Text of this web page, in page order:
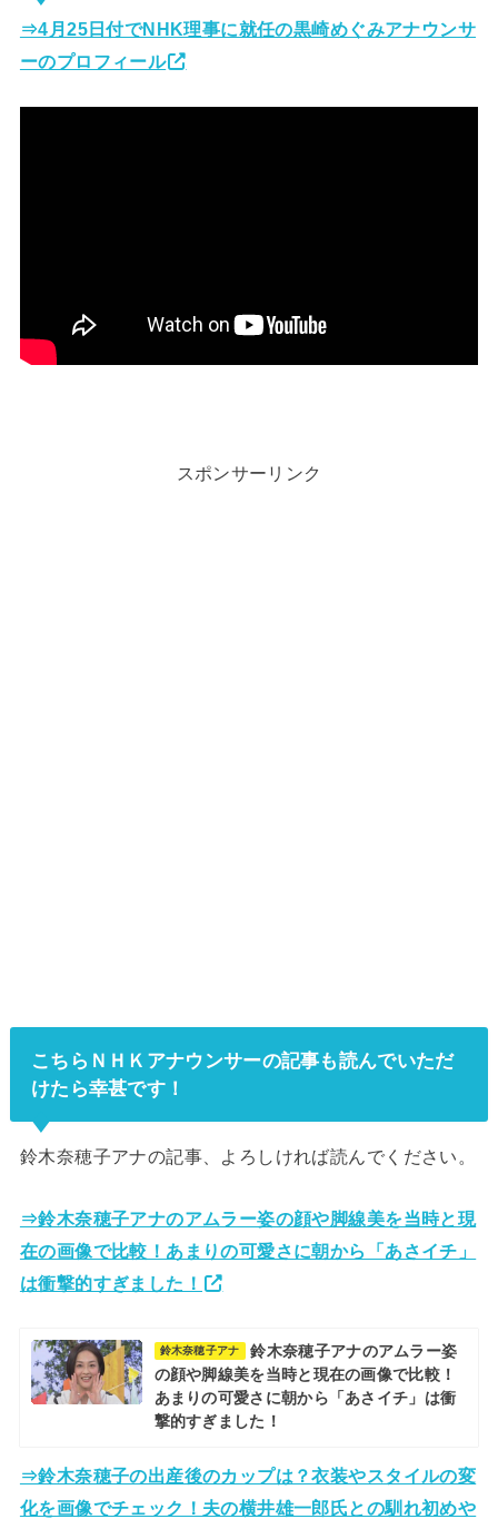
⇒4月25日付でNHK理事に就任の黒崎めぐみアナウンサ
ーのプロフィール
スポンサーリンク
こちらＮＨＫアナウンサーの記事も読んでいただ
けたら幸甚です！
鈴木奈穂子アナの記事、よろしければ読んでください。
⇒鈴木奈穂子アナのアムラー姿の顔や脚線美を当時と現
在の画像で比較！あまりの可愛さに朝から「あさイチ」
は衝撃的すぎました！
鈴木奈穂子アナ
鈴木奈穂子アナのアムラー姿
の顔や脚線美を当時と現在の画像で比較！
あまりの可愛さに朝から「あさイチ」は衝
撃的すぎました！
⇒鈴木奈穂子の出産後のカップは？衣装やスタイルの変
化を画像でチェック！夫の横井雄一郎氏との馴れ初めや